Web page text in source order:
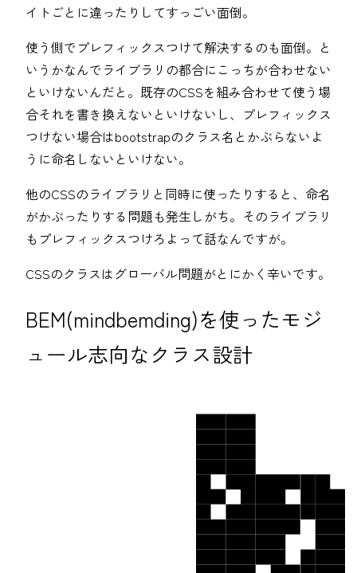
イトごとに違ったりしてすっごい面倒。
使う側でプレフィックスつけて解決するのも面倒。と
いうかなんでライブラリの都合にこっちが合わせない
といけないんだと。既存のCSSを組み合わせて使う場
合それを書き換えないといけないし、プレフィックス
つけない場合はbootstrapのクラス名とかぶらないよ
うに命名しないといけない。
他のCSSのライブラリと同時に使ったりすると、命名
がかぶったりする問題も発生しがち。そのライブラリ
もプレフィックスつけろよって話なんですが。
CSSのクラスはグローバル問題がとにかく辛いです。
BEM(mindbemding)を使ったモジ
ュール志向なクラス設計